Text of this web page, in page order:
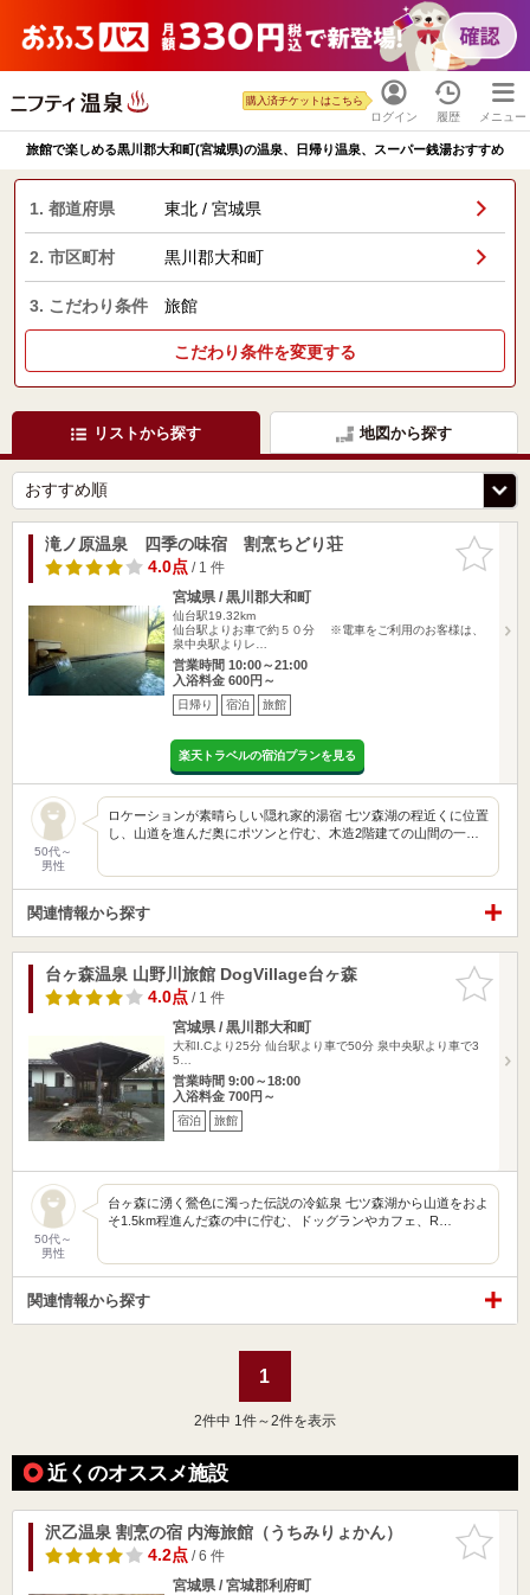
ログイン
購入済チケットはこちら
履歴 メニュー
旅館で楽しめる黒川郡大和町(宮城県)の温泉、日帰り温泉、スーパー銭湯おすすめ
1. 都道府県 東北 / 宮城県
2. 市区町村 黒川郡大和町
3. こだわり条件 旅館
こだわり条件を変更する
リストから探す 地図から探す
お気に入
りに追加
滝ノ原温泉 四季の味宿 割烹ちどり荘
4.0点/ 1 件
宮城県 / 黒川郡大和町
仙台駅19.32km
仙台駅よりお車で約５０分 ※電車をご利用のお客様は、
泉中央駅よりレ…
営業時間 10:00～21:00
入浴料金 600円～
日帰り 宿泊 旅館
楽天トラベルの宿泊プランを見る
50代～
男性
ロケーションが素晴らしい隠れ家的湯宿 七ツ森湖の程近くに位置
し、山道を進んだ奥にポツンと佇む、木造2階建ての山間の一…
関連情報から探す
お気に入
りに追加
台ヶ森温泉 山野川旅館 DogVillage台ヶ森
4.0点/ 1 件
宮城県 / 黒川郡大和町
大和I.Cより25分 仙台駅より車で50分 泉中央駅より車で3
5…
営業時間 9:00～18:00
入浴料金 700円～
宿泊 旅館
50代～
男性
台ヶ森に湧く鶯色に濁った伝説の冷鉱泉 七ツ森湖から山道をおよ
そ1.5km程進んだ森の中に佇む、ドッグランやカフェ、R…
関連情報から探す
1
2件中 1件～2件を表示
近くのオススメ施設
お気に入
りに追加
沢乙温泉 割烹の宿 内海旅館（うちみりょかん）
4.2点/ 6 件
宮城県 / 宮城郡利府町